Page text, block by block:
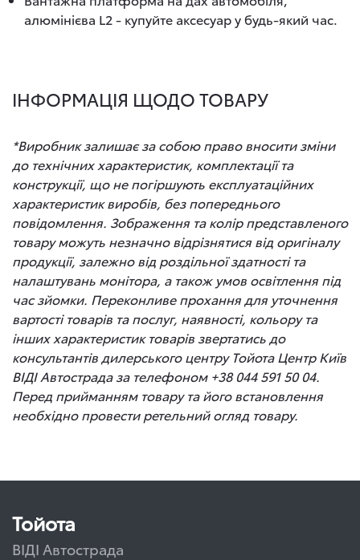
алюмінієва L2 - купуйте аксесуар у будь-який час.
ІНФОРМАЦІЯ ЩОДО ТОВАРУ
*Виробник залишає за собою право вносити зміни
до технічних характеристик, комплектації та
конструкції, що не погіршують експлуатаційних
характеристик виробів, без попереднього
повідомлення. Зображення та колір представленого
товару можуть незначно відрізнятися від оригіналу
продукції, залежно від роздільної здатності та
налаштувань монітора, а також умов освітлення під
час зйомки. Переконливе прохання для уточнення
вартості товарів та послуг, наявності, кольору та
інших характеристик товарів звертатись до
консультантів дилерського центру Тойота Центр Київ
ВІДІ Автострада за телефоном +38 044 591 50 04.
Перед прийманням товару та його встановлення
необхідно провести ретельний огляд товару.
Тойота
ВІДІ Автострада